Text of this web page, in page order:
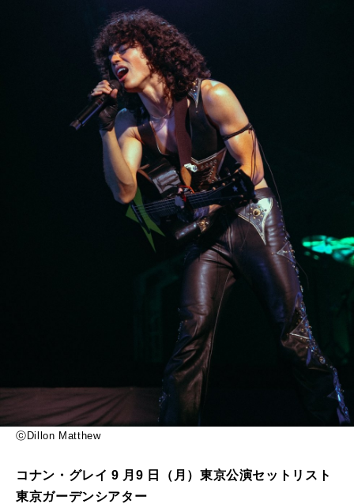
ⓒDillon Matthew
コナン・グレイ 9 月9 日（月）東京公演セットリスト
東京ガーデンシアター